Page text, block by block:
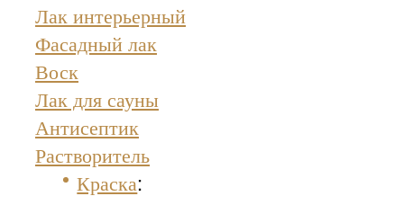
Лак интерьерный
Фасадный лак
Воск
Лак для сауны
Антисептик
Растворитель
Краска: